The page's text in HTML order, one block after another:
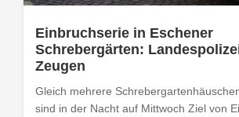
Einbruchserie in Eschener
Schrebergärten:
Zeugen
Gleich mehrere
sind in der Nacht auf Mittwoch Ziel von